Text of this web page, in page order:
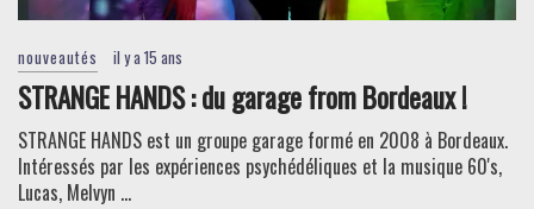
nouveautés il y a 15 ans
STRANGE HANDS : du garage from Bordeaux !
STRANGE HANDS est un groupe garage formé en 2008 à Bordeaux.
Intéressés par les expériences psychédéliques et la musique 60's,
Lucas, Melvyn ...